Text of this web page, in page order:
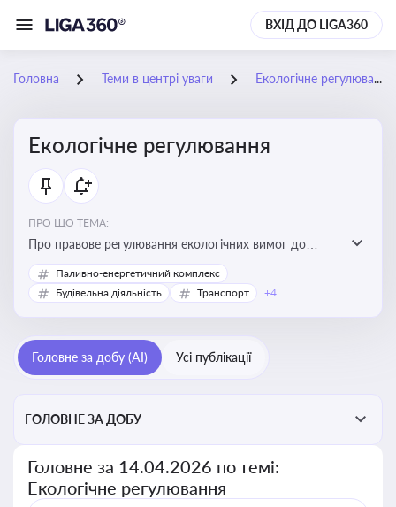
ВХІД ДО LIGA360
Головна Теми в центрі уваги Екологічне регулювання
Екологічне регулювання
ПРО ЩО ТЕМА:
Про правове регулювання екологічних вимог до
виробництв, включно з дозволами, перевірками,
стандартами викидів і гармонізацією з
Паливно-енергетичний комплекс
Будівельна діяльність
Транспорт +4
Головне за добу (AI) Усі публікації
ГОЛОВНЕ ЗА ДОБУ
Головне за 14.04.2026 по темі:
Екологічне регулювання